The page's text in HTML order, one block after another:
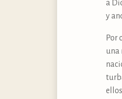
a
y
Por
una